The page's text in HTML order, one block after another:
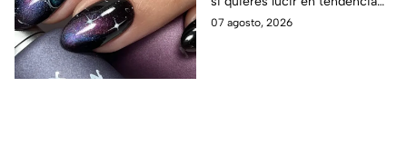
con el día mira estos diseños
07 agosto, 2026